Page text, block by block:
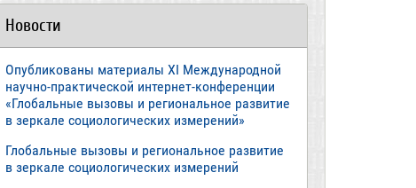
Новости
Опубликованы материалы XI Международной
научно-практической интернет-конференции
«Глобальные вызовы и региональное развитие
в зеркале социологических измерений»
Глобальные вызовы и региональное развитие
в зеркале социологических измерений